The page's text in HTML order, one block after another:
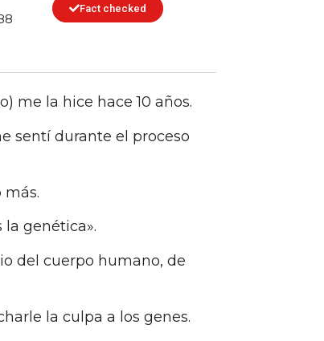
Fact checked
me la hice hace 10 años.
sentí durante el proceso
genética».
del cuerpo humano, de
la culpa a los genes.